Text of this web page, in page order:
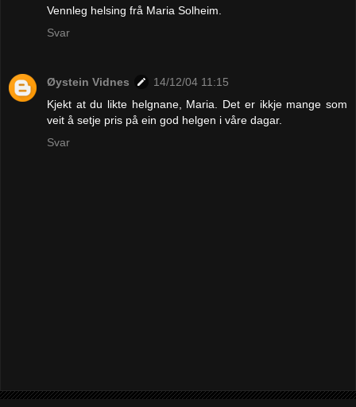
Vennleg helsing frå Maria Solheim.
Svar
Øystein Vidnes
14/12/04 11:15
Kjekt at du likte helgnane, Maria. Det er ikkje mange som
veit å setje pris på ein god helgen i våre dagar.
Svar